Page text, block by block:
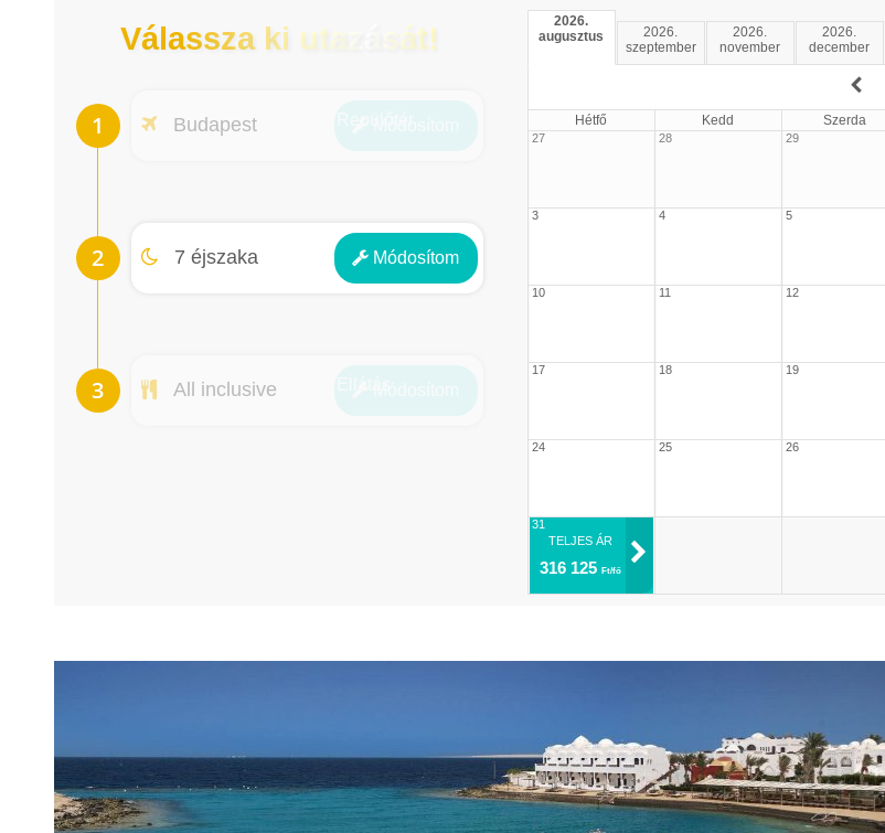
Válassza ki utazását!
Budapest
7 éjszaka Módosítom
Éjszakák
All inclusive
2026.
augusztus
2026.
szeptember
2026.
november
2026.
december
Hétfő Kedd Szerda
27 28 29
3 4 5
10 11 12
17 18 19
24 25 26
31
TELJES ÁR
316 125Ft/fő